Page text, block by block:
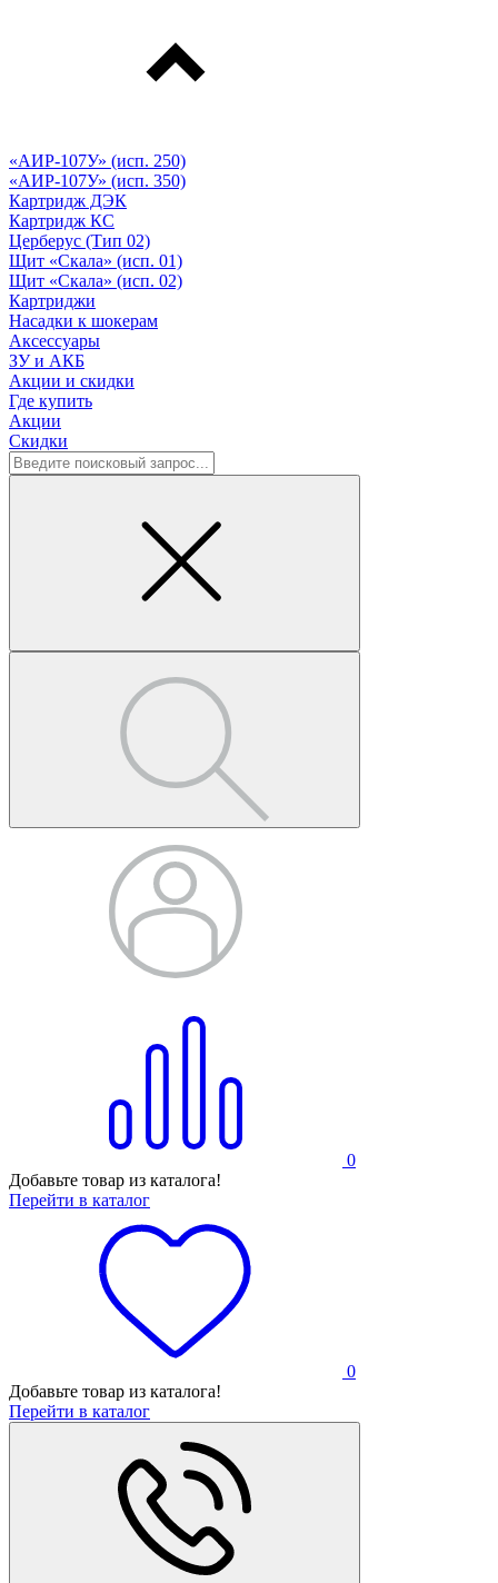
«АИР-107У» (исп. 250)
«АИР-107У» (исп. 350)
Картридж ДЭК
Картридж КС
Церберус (Тип 02)
Щит «Скала» (исп. 01)
Щит «Скала» (исп. 02)
Картриджи
Насадки к шокерам
Аксессуары
ЗУ и АКБ
Акции и скидки
Где купить
Акции
Скидки
0
Добавьте товар из каталога!
Перейти в каталог
0
Добавьте товар из каталога!
Перейти в каталог